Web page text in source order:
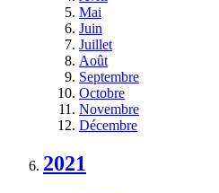
Mai
Juin
Juillet
Août
Septembre
Octobre
Novembre
Décembre
2021